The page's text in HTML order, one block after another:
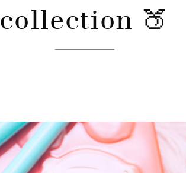
collection 🍑